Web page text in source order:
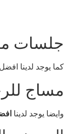
جلسات
كما يوجد لدينا
مساج
وايضا يوجد لدينا